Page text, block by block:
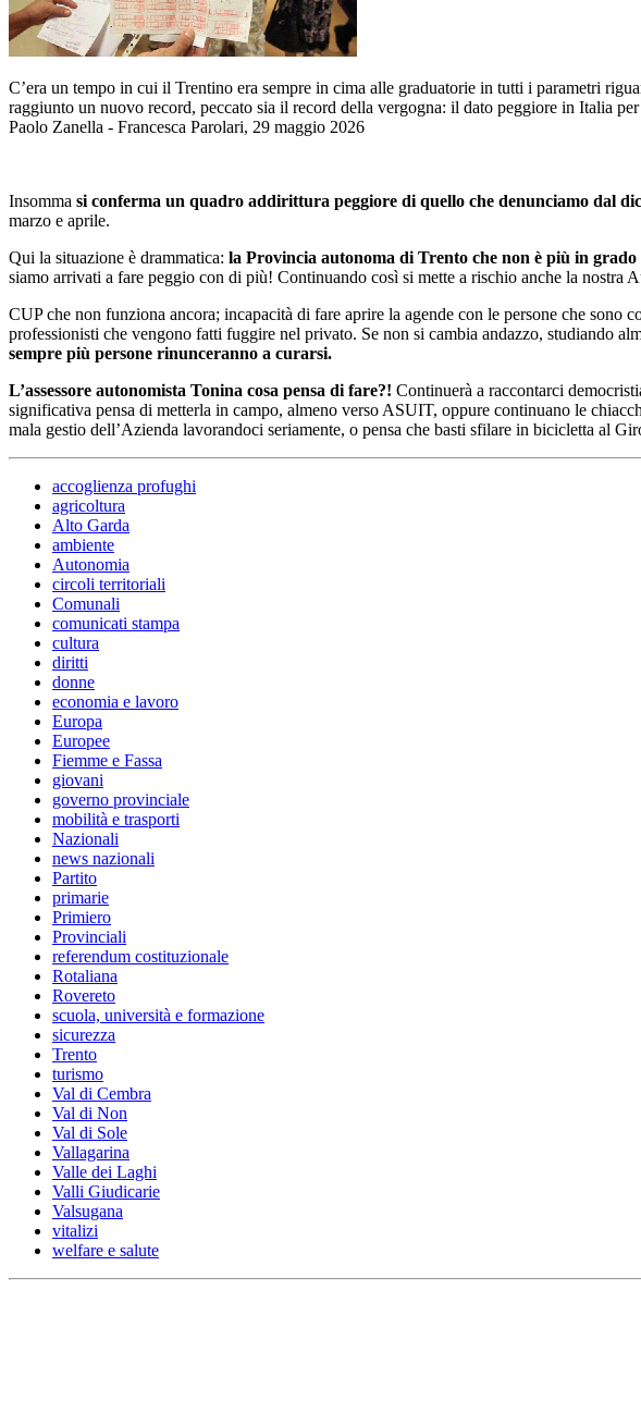
C’era un tempo in cui il Trentino era sempre in cima alle graduatorie in tutti i parametri
raggiunto un nuovo record, peccato sia il record della vergogna: il dato peggiore in Italia
Paolo Zanella - Francesca Parolari, 29 maggio 2026
Insomma si conferma un quadro addirittura peggiore di quello che denunciamo dal
marzo e aprile.
Qui la situazione è drammatica: la Provincia autonoma di Trento che non è più in
siamo arrivati a fare peggio con di più! Continuando così si mette a rischio anche la nostra
CUP che non funziona ancora; incapacità di fare aprire la agende con le persone che
professionisti che vengono fatti fuggire nel privato. Se non si cambia andazzo, studiando
sempre più persone rinunceranno a curarsi.
L’assessore autonomista Tonina cosa pensa di fare?! Continuerà a raccontarci
significativa pensa di metterla in campo, almeno verso ASUIT, oppure continuano le
mala gestio dell’Azienda lavorandoci seriamente, o pensa che basti sfilare in bicicletta al
accoglienza profughi
agricoltura
Alto Garda
ambiente
Autonomia
circoli territoriali
Comunali
comunicati stampa
cultura
diritti
donne
economia e lavoro
Europa
Europee
Fiemme e Fassa
giovani
governo provinciale
mobilità e trasporti
Nazionali
news nazionali
Partito
primarie
Primiero
Provinciali
referendum costituzionale
Rotaliana
Rovereto
scuola, università e formazione
sicurezza
Trento
turismo
Val di Cembra
Val di Non
Val di Sole
Vallagarina
Valle dei Laghi
Valli Giudicarie
Valsugana
vitalizi
welfare e salute